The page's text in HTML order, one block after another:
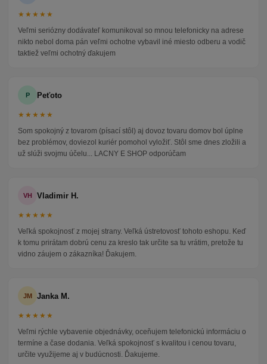
★★★★★
Veľmi seriózny dodávateľ komunikoval so mnou telefonicky na adrese
nikto nebol doma pán veľmi ochotne vybavil iné miesto odberu a vodič
taktiež veľmi ochotný ďakujem
P Peťoto
★★★★★
Som spokojný z tovarom (písací stôl) aj dovoz tovaru domov bol úplne
bez problémov, doviezol kuriér pomohol vyložiť. Stôl sme dnes zložili a
už slúži svojmu účelu... LACNY E SHOP odporúčam
VH Vladimir H.
★★★★★
Veľká spokojnosť z mojej strany. Veľká ústretovosť tohoto eshopu. Keď
k tomu prirátam dobrú cenu za kreslo tak určite sa tu vrátim, pretože tu
vidno záujem o zákazníka! Ďakujem.
JM Janka M.
★★★★★
Veľmi rýchle vybavenie objednávky, oceňujem telefonickú informáciu o
termíne a čase dodania. Veľká spokojnosť s kvalitou i cenou tovaru,
určite využijeme aj v budúcnosti. Ďakujeme.